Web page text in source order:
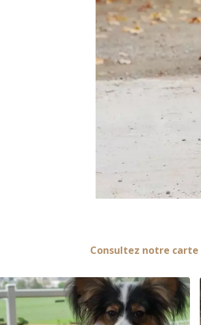
Consultez notre carte